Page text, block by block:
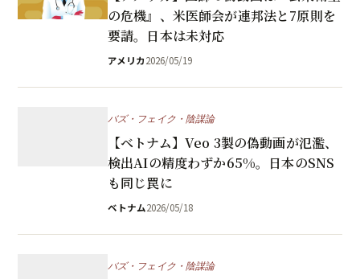
の危機』、米医師会が連邦法と7原則を
要請。日本は未対応
アメリカ2026/05/19
バズ・フェイク・陰謀論
【ベトナム】Veo 3製の偽動画が氾濫、
検出AIの精度わずか65%。日本のSNS
も同じ罠に
ベトナム2026/05/18
バズ・フェイク・陰謀論